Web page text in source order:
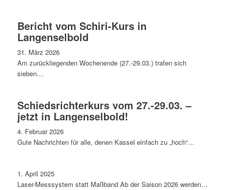
Bericht vom Schiri-Kurs in
Langenselbold
31. März 2026
Am zurückliegenden Wochenende (27.-29.03.) trafen sich
sieben…
Schiedsrichterkurs vom 27.-29.03. –
jetzt in Langenselbold!
4. Februar 2026
Gute Nachrichten für alle, denen Kassel einfach zu „hoch“…
1. April 2025
Laser-Messsystem statt Maßband Ab der Saison 2026 werden…